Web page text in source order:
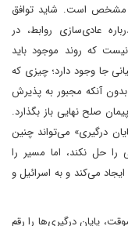
مشخص است. شاید توافق
عادی‌سازی روابط، در
نیست که روند موجود باید
جا وجود دارد؛ چیزی که
آنکه مجبور به پذیرش
صلح نهایی باز بگذارد.
درگیری» می‌تواند چنین
را حل نکند، اما مسیر را
می‌کند و به اسرائیل و
پایان درگیری‌ها را رقم